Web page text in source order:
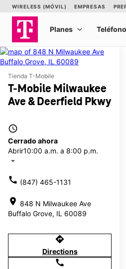
Tienda T-Mobile
T-Mobile Milwaukee
Ave & Deerfield Pkwy
access_time
Cerrado ahora
Abrir10:00 a.m. a 8:00 p.m.
arrow_drop_down
call (847) 465-1131
location_on 848 N Milwaukee Ave
Buffalo Grove, IL 60089
directions
Directions
call